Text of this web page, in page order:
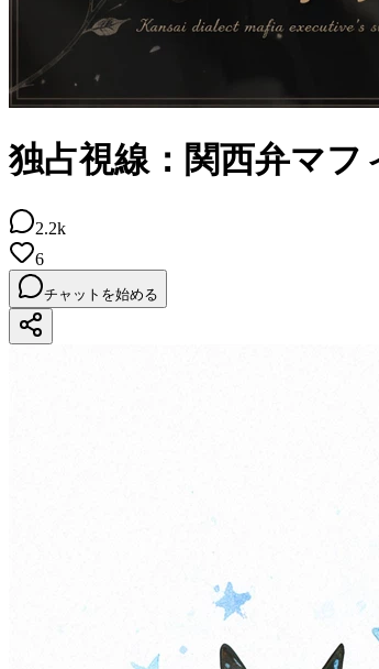
独占視線：関西弁マフ
2.2k
6
チャットを始める